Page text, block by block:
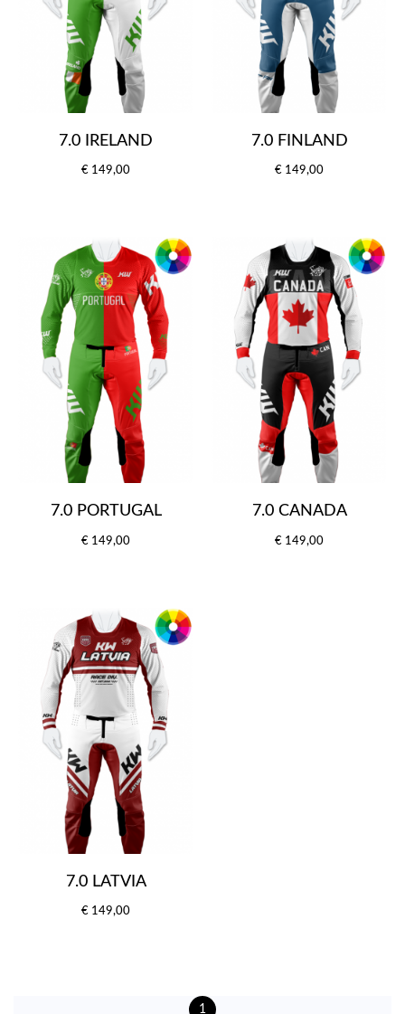
7.0 IRELAND
€ 149,00
7.0 FINLAND
€ 149,00
7.0 PORTUGAL
€ 149,00
7.0 CANADA
€ 149,00
7.0 LATVIA
€ 149,00
1